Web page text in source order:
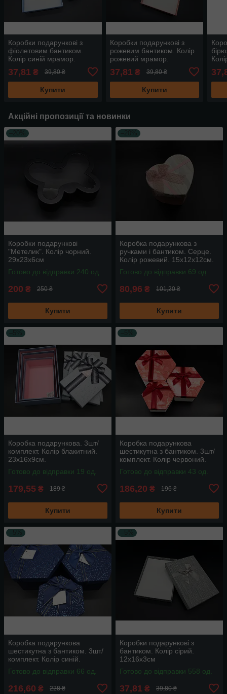
Коробки подарункові з
фіолетовим бантиком.
Колір синій мрамор.
37,81 ₴ 39,80 ₴
Купити
Коробки подарункові з
рожевим бантиком. Колір
рожевий мрамор.
37,81₴ 39,80 ₴
Купити
Акційні пропозиції та новинки
Коробки подарункові
"Метелик". Колір чорний.
29х23х6см
Готово до відправки 240 од.
200 ₴ 250 ₴
Купити
Коробка подарункова з
ручками і бантиком. Серце.
Колір рожевий. 15х12х12см.
Готово до відправки 69 од.
80,96 ₴ 101,20 ₴
Купити
Коробка подарункова. 3шт/
комплект. Колір блакитний.
23х16х9см.
Готово до відправки 19 од.
179,55 ₴ 189 ₴
Купити
Коробка подарункова
шестикутна з бантиком. 3шт/
комплект. Колір червоний.
19х10см
Готово до відправки 43 од.
186,20 ₴ 196 ₴
Купити
Коробка подарункова
шестикутна з бантиком. 3шт/
комплект. Колір синій.
19х10см
Готово до відправки 66 од.
216,60 ₴ 228 ₴
Коробки подарункові з
бантиком. Колір сірий.
12х16х3см
Готово до відправки 558 од.
37,81 ₴ 39,80 ₴